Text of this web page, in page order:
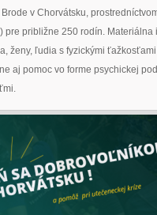
v Chorvátsku,
pre približne 250 rodín.
ženy, ľudia s fyzickými
aj pomoc vo forme psychickej